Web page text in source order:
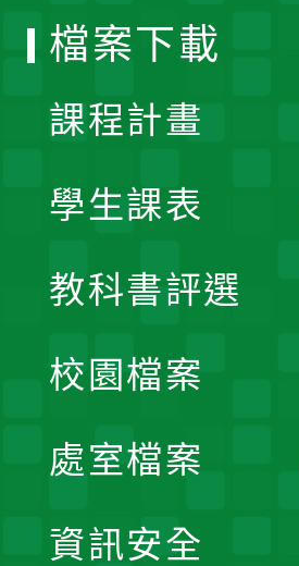
檔案下載
課程計畫
學生課表
教科書評選
校園檔案
處室檔案
資訊安全